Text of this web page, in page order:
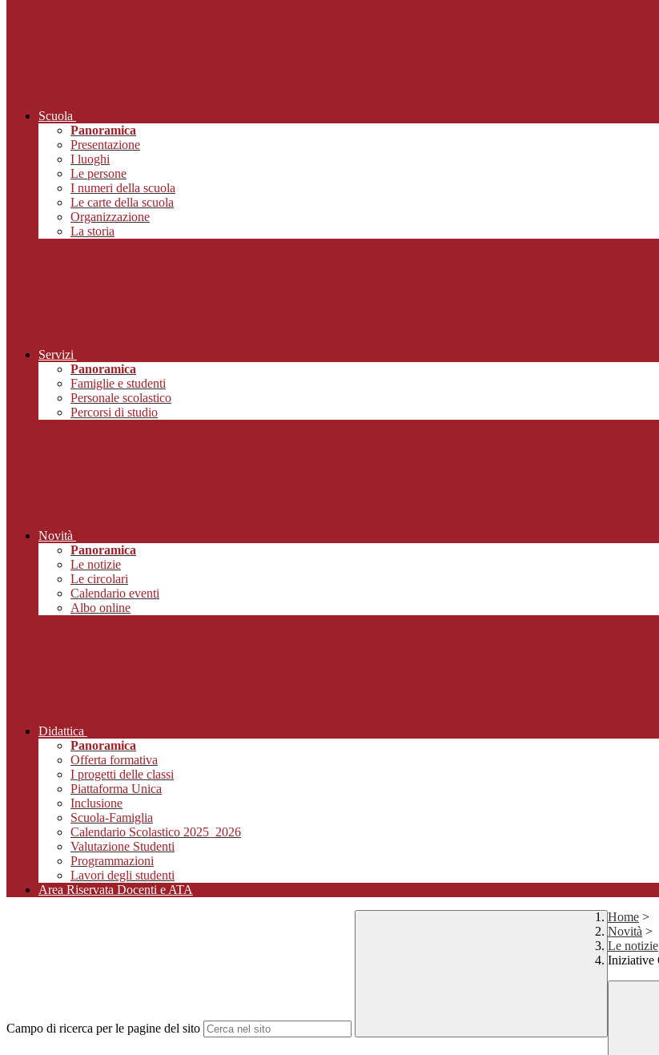
Scuola
Panoramica
Presentazione
I luoghi
Le persone
I numeri della scuola
Le carte della scuola
Organizzazione
La storia
Servizi
Panoramica
Famiglie e studenti
Personale scolastico
Percorsi di studio
Novità
Panoramica
Le notizie
Le circolari
Calendario eventi
Albo online
Didattica
Panoramica
Offerta formativa
I progetti delle classi
Piattaforma Unica
Inclusione
Scuola-Famiglia
Calendario Scolastico 2025_2026
Valutazione Studenti
Programmazioni
Lavori degli studenti
Area Riservata Docenti e ATA
Campo di ricerca per le pagine del sito
Home >
Novità >
Le notizie
Iniziative